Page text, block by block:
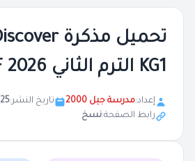
KG1 الترم الثاني 2026 PDF
إعداد:مدرسة جيل 2000 تاريخ النشر:25 أبريل 2026
رابط الصفحة:نسخ